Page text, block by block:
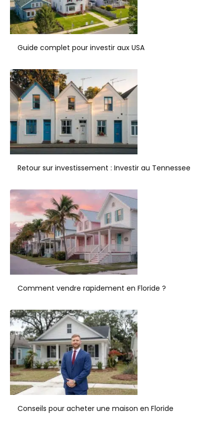
Guide complet pour investir aux USA
Retour sur investissement : Investir au Tennessee
Comment vendre rapidement en Floride ?
Conseils pour acheter une maison en Floride